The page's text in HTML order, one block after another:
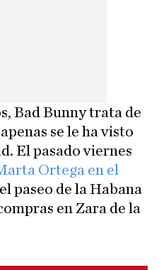
Bad Bunny trata de
se le ha visto
El pasado viernes
Ortega en el
paseo de la Habana
en Zara de la